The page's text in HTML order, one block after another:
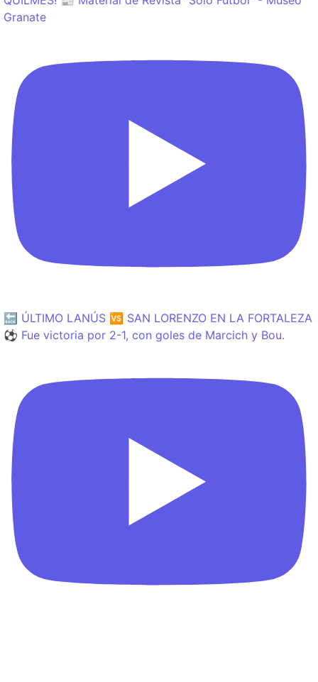
Granate
🔙 ÚLTIMO LANÚS 🆚 SAN LORENZO EN LA FORTALEZA
⚽️ Fue victoria por 2-1, con goles de Marcich y Bou.